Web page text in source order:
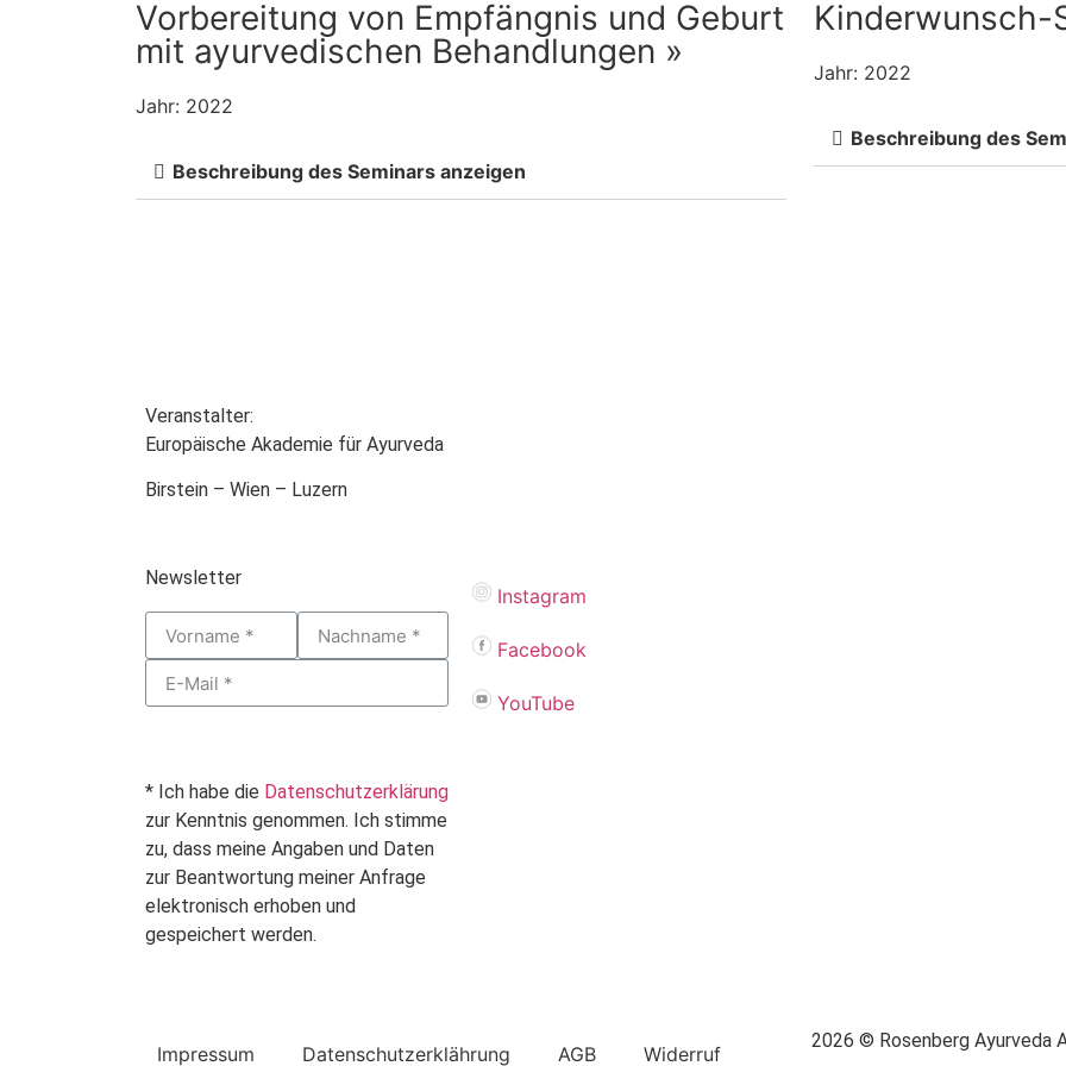
Vorbereitung von Empfängnis und Geburt
mit ayurvedischen Behandlungen »
Jahr: 2022
Beschreibung des Seminars anzeigen
Kinderwunsch-
Jahr: 2022
Beschreibung des
Veranstalter:
Europäische Akademie für Ayurveda
Birstein – Wien – Luzern
Newsletter
* Ich habe die Datenschutzerklärung
zur Kenntnis genommen. Ich stimme
zu, dass meine Angaben und Daten
zur Beantwortung meiner Anfrage
elektronisch erhoben und
gespeichert werden.
Instagram
Facebook
YouTube
Impressum Datenschutzerklährung AGB Widerruf
2026 © Rosenberg Ayurveda